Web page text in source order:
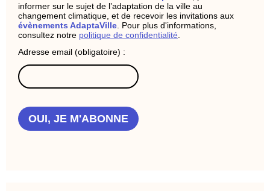
informer sur le sujet de l’adaptation de la ville au
changement climatique, et de recevoir les invitations aux
évènements AdaptaVille . Pour plus d'informations,
consultez notre politique de confidentialité
Adresse email (obligatoire) :
OUI, JE M'ABONNE